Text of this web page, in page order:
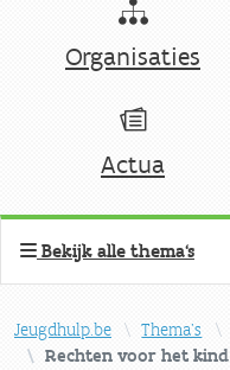
Organisaties
Actua
Bekijk alle thema's
Jeugdhulp.be Thema's
Rechten voor het kind